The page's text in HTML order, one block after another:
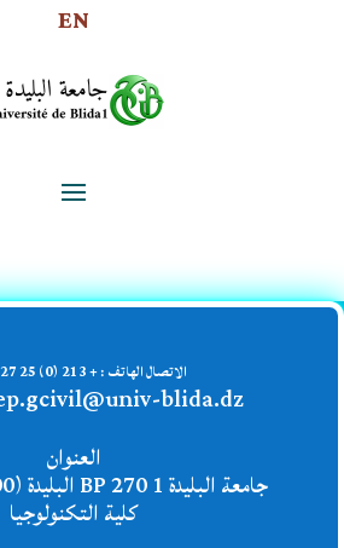
EN
الاتصال الهاتف :+ 213 (0) 25 27 29 01
blida.dz
العنوان
كلية التكنولوجيا